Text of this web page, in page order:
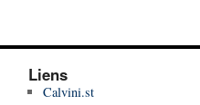
Liens
Calvini.st